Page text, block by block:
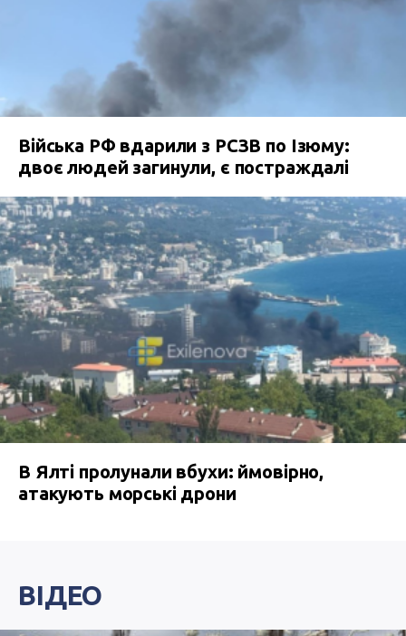
Війська РФ вдарили з РСЗВ по Ізюму:
двоє людей загинули, є постраждалі
В Ялті пролунали вбухи: ймовірно,
атакують морські дрони
ВІДЕО